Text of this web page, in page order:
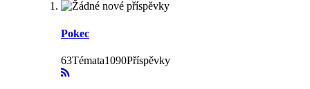
Pokec
63Témata1090Příspěvky